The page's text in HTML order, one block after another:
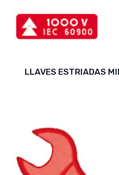
LLAVES ESTRIADAS